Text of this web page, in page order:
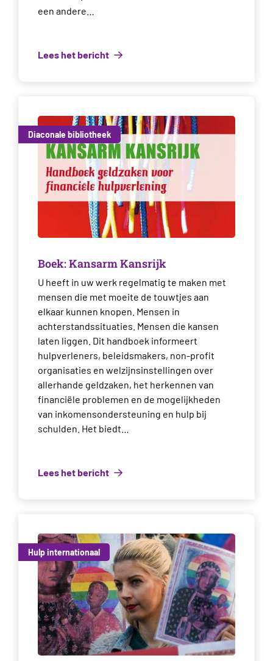
een andere…
Lees het bericht
Diaconale bibliotheek
Boek: Kansarm Kansrijk
U heeft in uw werk regelmatig te maken met
mensen die met moeite de touwtjes aan
elkaar kunnen knopen. Mensen in
achterstandssituaties. Mensen die kansen
laten liggen. Dit handboek informeert
hulpverleners, beleidsmakers, non-profit
organisaties en welzijnsinstellingen over
allerhande geldzaken, het herkennen van
financiële problemen en de mogelijkheden
van inkomensondersteuning en hulp bij
schulden. Het biedt…
Lees het bericht
Hulp internationaal